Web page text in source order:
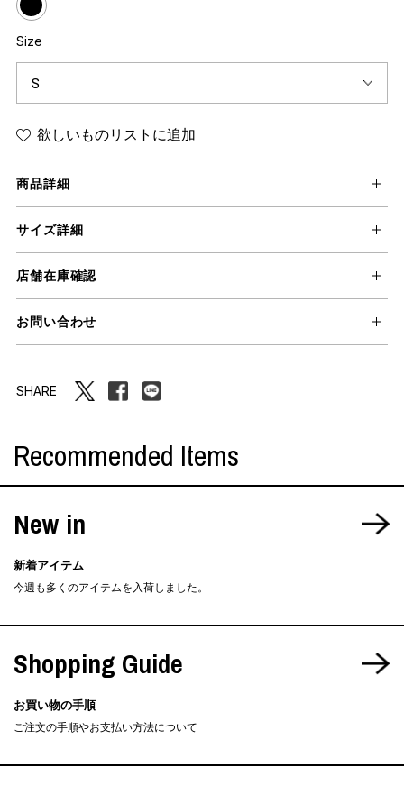
Size
欲しいものリストに追加
商品詳細
サイズ詳細
店舗在庫確認
お問い合わせ
SHARE
Recommended Items
New in
新着アイテム
今週も多くのアイテムを入荷しました。
Shopping Guide
お買い物の手順
ご注文の手順やお支払い方法について